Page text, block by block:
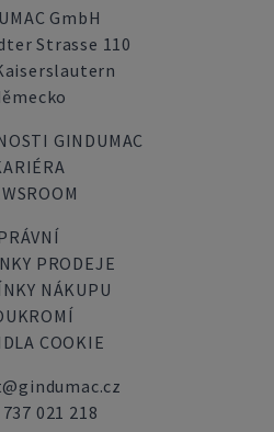
GmbH
Strasse 110
GINDUMAC
PRODEJE
NÁKUPU
COOKIE
021 218